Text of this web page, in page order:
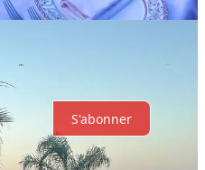
pour moi ?
S'abonner
∙Conditions
Avis de